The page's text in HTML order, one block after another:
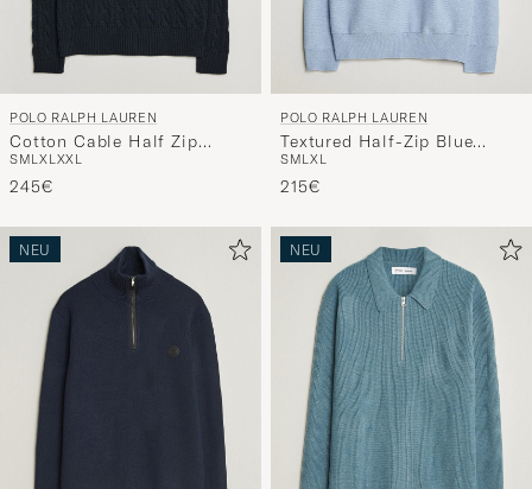
POLO RALPH LAUREN
Cotton Cable Half Zip
Hunter Navy
SMLXLXXL
245€
POLO RALPH LAUREN
Textured Half-Zip Blue
Hyacinth Heather
SMLXL
215€
NEU NEU